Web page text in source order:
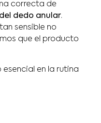
correcta de
dedo anular.
sensible no
que el producto
en la rutina